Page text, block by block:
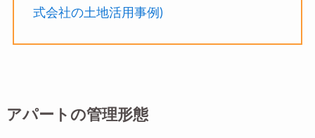
式会社の土地活用事例)
アパートの管理形態